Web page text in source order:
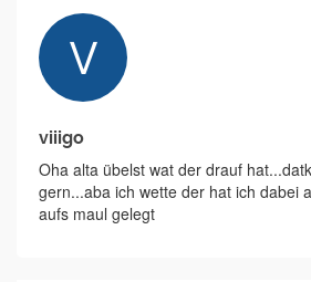
viiigo
Oha alta übelst wat der drauf
gern...aba ich wette der hat ich dabei
aufs maul gelegt